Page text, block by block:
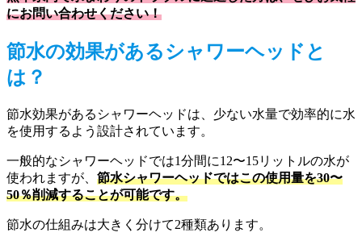
にお問い合わせください！
節水の効果があるシャワーヘッドと
は？
節水効果があるシャワーヘッドは、少ない水量で効率的に水
を使用するよう設計されています。
一般的なシャワーヘッドでは1分間に12〜15リットルの水が
使われますが、 節水シャワーヘッドではこの使用量を30〜
50％削減することが可能です。
節水の仕組みは大きく分けて2種類あります。